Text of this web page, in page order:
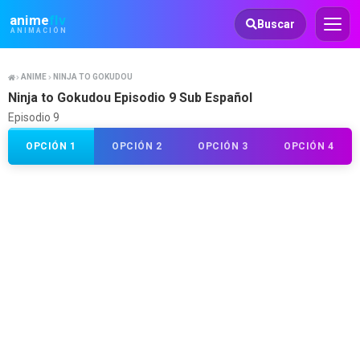
animeflv
ANIMACIÓN
Animeflv Buscar
ANIME NINJA TO GOKUDOU
Ninja to Gokudou Episodio 9 Sub Español
Episodio 9
OPCIÓN 1 OPCIÓN 2 OPCIÓN 3 OPCIÓN 4